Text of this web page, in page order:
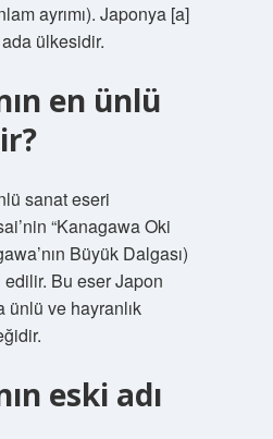
ayrımı). Japonya [a]
ülkesidir.
en ünlü
sanat eseri
“Kanagawa Oki
Büyük Dalgası)
Bu eser Japon
ünlü ve hayranlık
eski adı